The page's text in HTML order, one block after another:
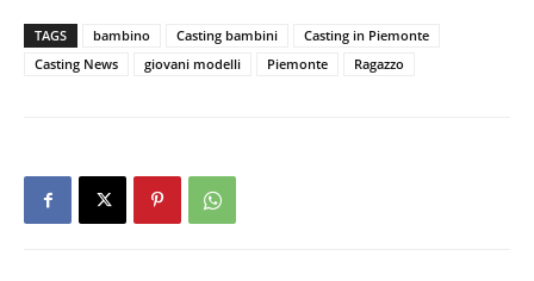
TAGS bambino Casting bambini
Casting in Piemonte
Casting News
giovani modelli Piemonte Ragazzo